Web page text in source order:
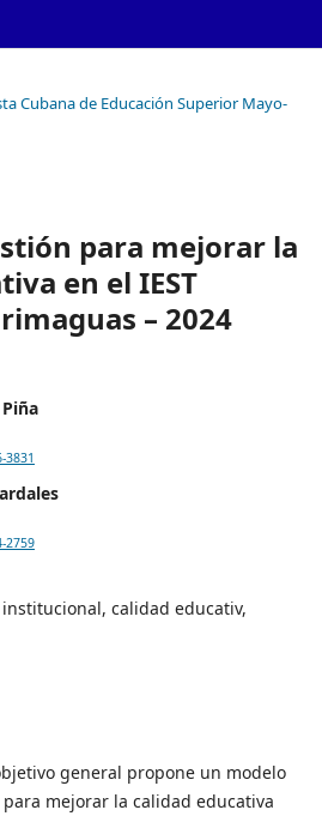
Cubana de Educación Superior Mayo-
para mejorar la
en el IEST
– 2024
3831
2759
institucional, calidad educativ,
general propone un modelo
mejorar la calidad educativa